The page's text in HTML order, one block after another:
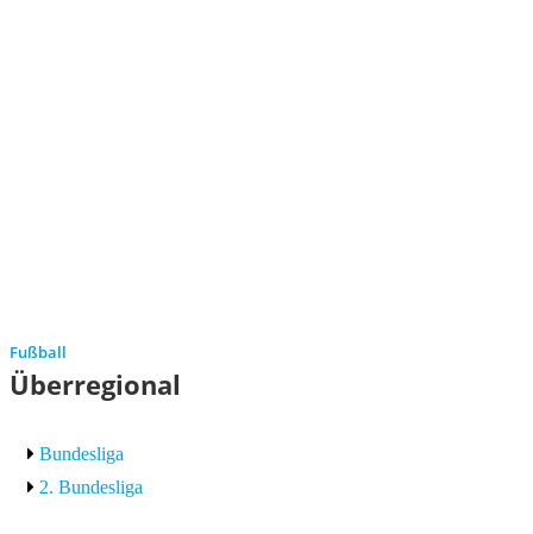
Fußball
Überregional
Bundesliga
2. Bundesliga